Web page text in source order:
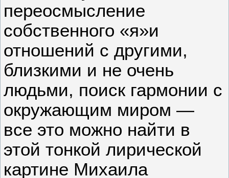
переосмысление
собственного «я»и
отношений с другими,
близкими и не очень
людьми, поиск гармонии с
окружающим миром —
все это можно найти в
этой тонкой лирической
картине Михаила